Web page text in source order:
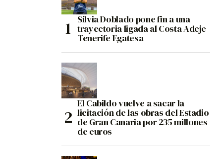
Silvia Doblado pone fin a una
trayectoria ligada al Costa Adeje
Tenerife Egatesa
El Cabildo vuelve a sacar la
licitación de las obras del Estadio
de Gran Canaria por 235 millones
de euros